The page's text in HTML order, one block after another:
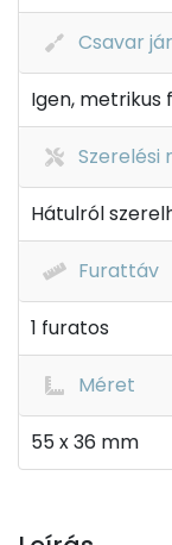
Csavar
Igen, metrikus
Szerelési
Hátulról
Furattáv
1 furatos
Méret
55 x 36 mm